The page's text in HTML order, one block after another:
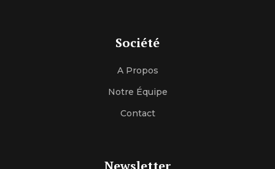
Société
A Propos
Notre Équipe
Contact